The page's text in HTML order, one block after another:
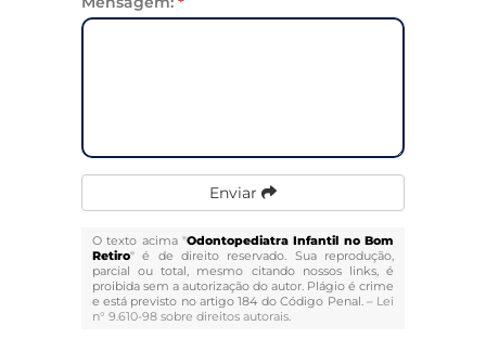
Enviar
O texto acima "Odontopediatra Infantil no Bom
Retiro" é de direito reservado. Sua reprodução,
parcial ou total, mesmo citando nossos links, é
proibida sem a autorização do autor. Plágio é crime
e está previsto no artigo 184 do Código Penal. – Lei
n° 9.610-98 sobre direitos autorais.